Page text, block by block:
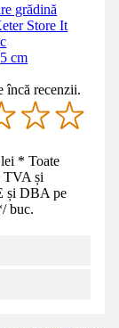
grădină
Store It
cm
încă recenzii.
* Toate
TVA și
și DBA pe
/ buc.